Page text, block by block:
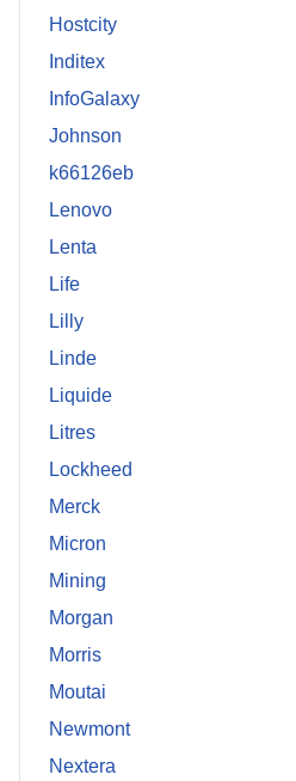
Hostcity
Inditex
InfoGalaxy
Johnson
k66126eb
Lenovo
Lenta
Life
Lilly
Linde
Liquide
Litres
Lockheed
Merck
Micron
Mining
Morgan
Morris
Moutai
Newmont
Nextera